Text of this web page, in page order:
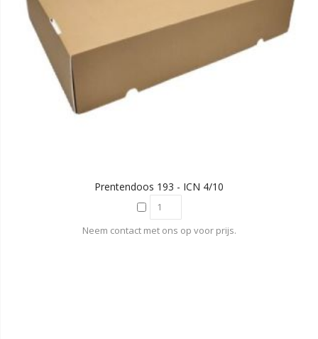
Prentendoos 193 - ICN 4/10
Neem contact met ons op voor prijs.